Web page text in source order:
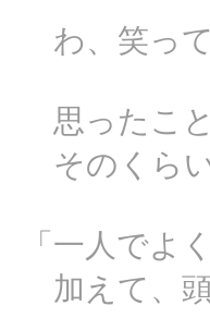
わ、笑っ
思ったこ
そのくら
「一人でよ
加えて、